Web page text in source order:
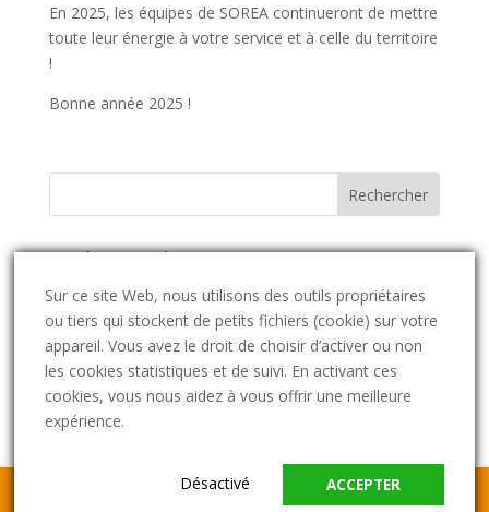
En 2025, les équipes de SOREA continueront de mettre
toute leur énergie à votre service et à celle du territoire
!
Bonne année 2025 !
Catégories d’actus
Catégories
d’actus
Archives des actualités et pannes
Archives
actualités
Site web édité parSORÉAet créé parAgence Big
Sur ce site Web, nous utilisons des outils propriétaires
ou tiers qui stockent de petits fichiers (cookie) sur votre
appareil. Vous avez le droit de choisir d’activer ou non
les cookies statistiques et de suivi. En activant ces
cookies, vous nous aidez à vous offrir une meilleure
expérience.
ACCEPTER
Désactivé